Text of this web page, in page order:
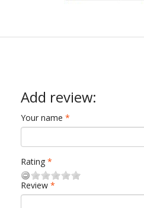
Add review:
Your name
Rating
Review